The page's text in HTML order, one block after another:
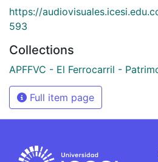
https://
593
Collections
APFFVC - El Ferrocarril -
Full item page